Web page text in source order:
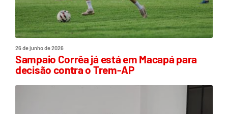
26 de junho de 2026
Sampaio Corrêa já está em Macapá para
decisão contra o Trem-AP